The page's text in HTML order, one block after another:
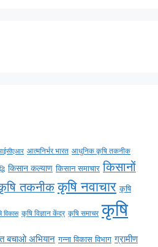
आत्मनिर्भर भारत आधुनिक कृषि तकनीक
किसान कल्याण किसान समाचार किसानों
तकनीक कृषि नवाचार कृषि
विकास कृषि विज्ञान केंद्र कृषि समाचर कृषि
बचाओ अभियान गन्ना विकास विभाग ग्रामीण